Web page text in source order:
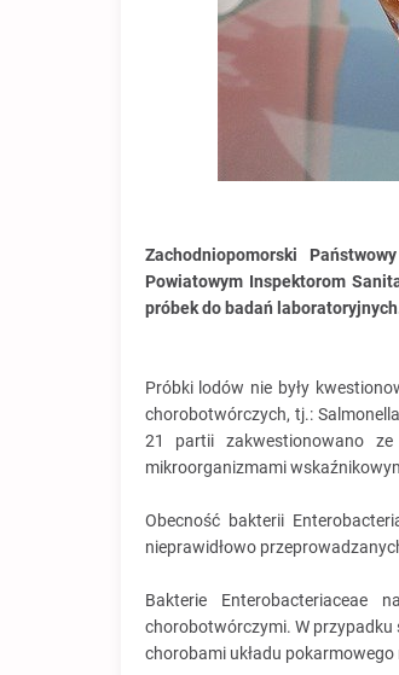
Zachodniopomorski
Powiatowym Inspektorom
próbek do badań
Próbki lodów nie były
chorobotwórczych, tj.:
21 partii zakwestionowano
mikroorganizmami
Obecność bakterii
nieprawidłowo
Bakterie
chorobotwórczymi. W przypadku
chorobami układu